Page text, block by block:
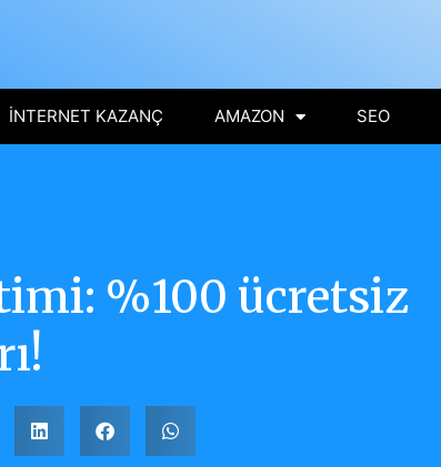
İNTERNET KAZANÇ AMAZON SEO
%100 ücretsiz